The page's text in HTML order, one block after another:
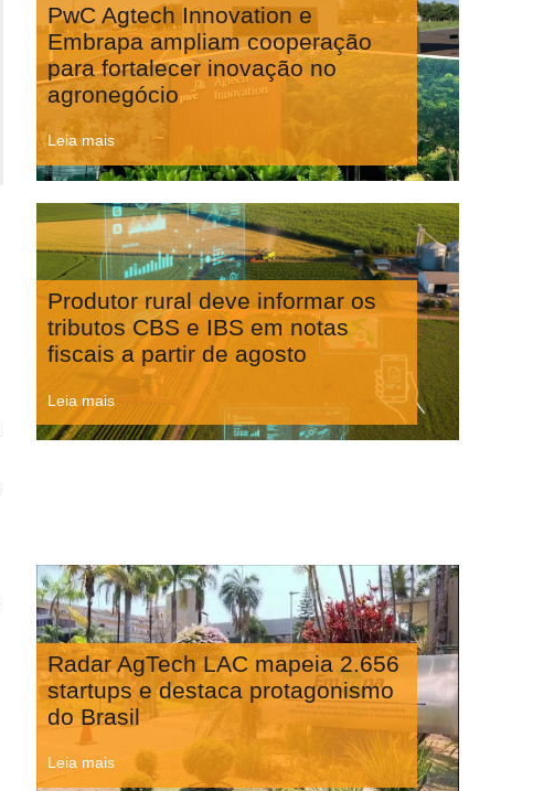
PwC Agtech Innovation e
Embrapa ampliam cooperação
para fortalecer inovação no
agronegócio
Leia mais
Produtor rural deve informar os
tributos CBS e IBS em notas
fiscais a partir de agosto
Leia mais
Radar AgTech LAC mapeia 2.656
startups e destaca protagonismo
do Brasil
Leia mais